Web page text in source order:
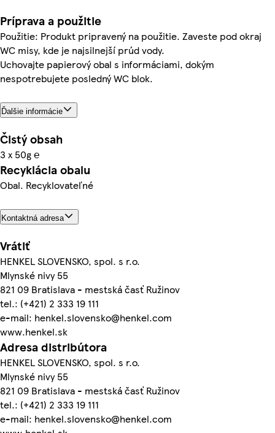
Príprava a použitie
Použitie: Produkt pripravený na použitie. Zaveste pod okraj
WC misy, kde je najsilnejší prúd vody.
Uchovajte papierový obal s informáciami, dokým
nespotrebujete posledný WC blok.
Ďalšie informácie
Čistý obsah
3 x 50g ℮
Recyklácia obalu
Obal. Recyklovateľné
Kontaktná adresa
Vrátiť
HENKEL SLOVENSKO, spol. s r.o.
Mlynské nivy 55
821 09 Bratislava - mestská časť Ružinov
tel.: (+421) 2 333 19 111
e-mail: henkel.slovensko@henkel.com
www.henkel.sk
Adresa distribútora
HENKEL SLOVENSKO, spol. s r.o.
Mlynské nivy 55
821 09 Bratislava - mestská časť Ružinov
tel.: (+421) 2 333 19 111
e-mail: henkel.slovensko@henkel.com